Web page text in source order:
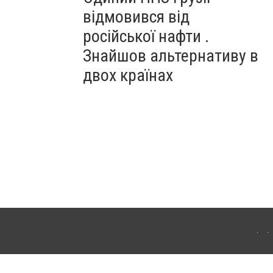
відмовився від
російської нафти .
Знайшов альтернативу в
двох країнах